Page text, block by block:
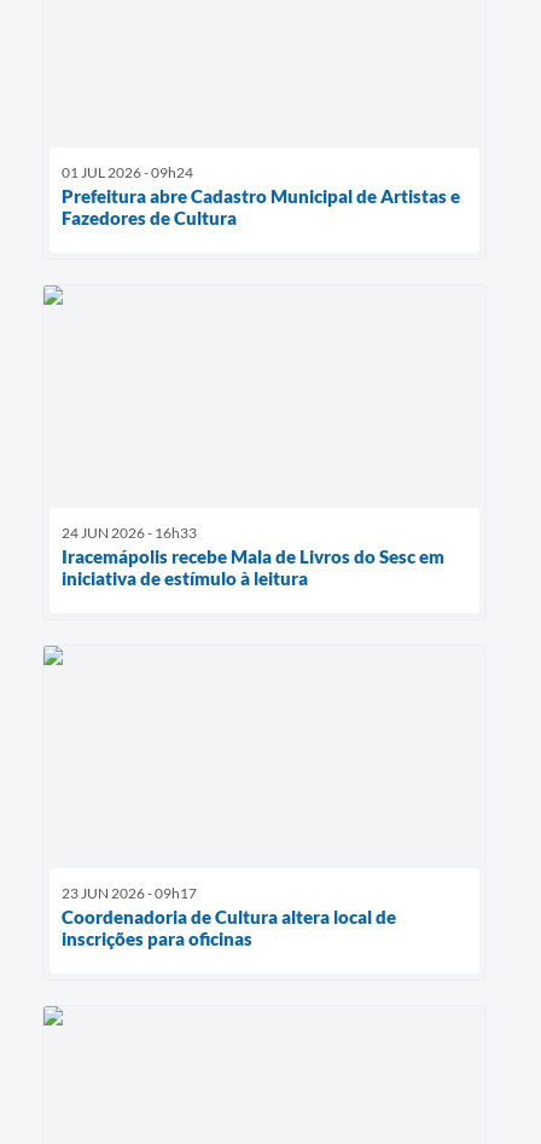
01 JUL 2026 - 09h24
Prefeitura abre Cadastro Municipal de Artistas e
Fazedores de Cultura
24 JUN 2026 - 16h33
Iracemápolis recebe Mala de Livros do Sesc em
iniciativa de estímulo à leitura
23 JUN 2026 - 09h17
Coordenadoria de Cultura altera local de
inscrições para oficinas